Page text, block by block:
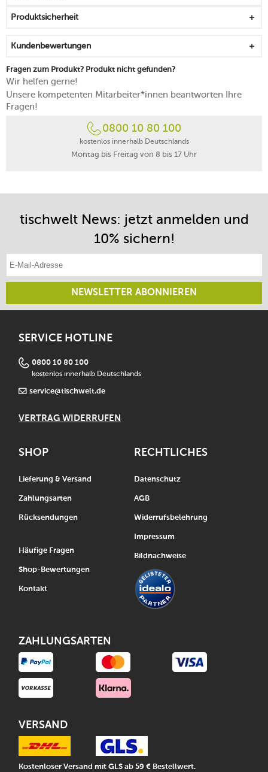
Produktsicherheit
Kundenbewertungen
Fragen zum Produkt? Produkt nicht gefunden?
Wir helfen gerne!
Unsere kompetenten Mitarbeiter*innen beantworten Ihre
Fragen!
0800 10 80 100
kostenlos innerhalb Deutschlands
Montag bis Freitag von 8 bis 17 Uhr
tischwelt News: jetzt anmelden und
10% sichern!
NEWSLETTER ABONNIEREN
SERVICE HOTLINE
0800 10 80 100
kostenlos innerhalb Deutschlands
service@tischwelt.de
VERTRAG WIDERRUFEN
SHOP
Lieferung & Versand
Zahlungsarten
Rücksendungen
Häufige Fragen
Shop-Bewertungen
Kontakt
RECHTLICHES
Datenschutz
AGB
Widerrufsbelehrung
Impressum
Bildnachweise
ZAHLUNGSARTEN
VERSAND
Kostenloser Versand mit GLS ab 59 € Bestellwert.